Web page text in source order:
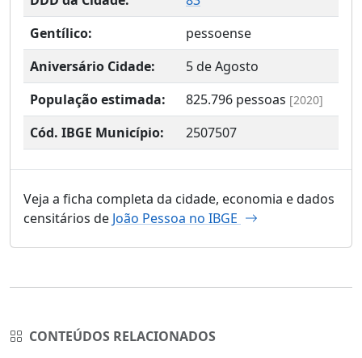
Gentílico:
pessoense
Aniversário Cidade:
5 de Agosto
População estimada:
825.796 pessoas [2020]
Cód. IBGE Município: 2507507
Veja a ficha completa da cidade, economia e dados
censitários de João Pessoa no IBGE
CONTEÚDOS RELACIONADOS